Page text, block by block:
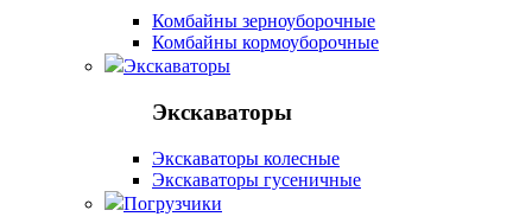
Комбайны зерноуборочные
Комбайны кормоуборочные
Экскаваторы
Экскаваторы
Экскаваторы колесные
Экскаваторы гусеничные
Погрузчики